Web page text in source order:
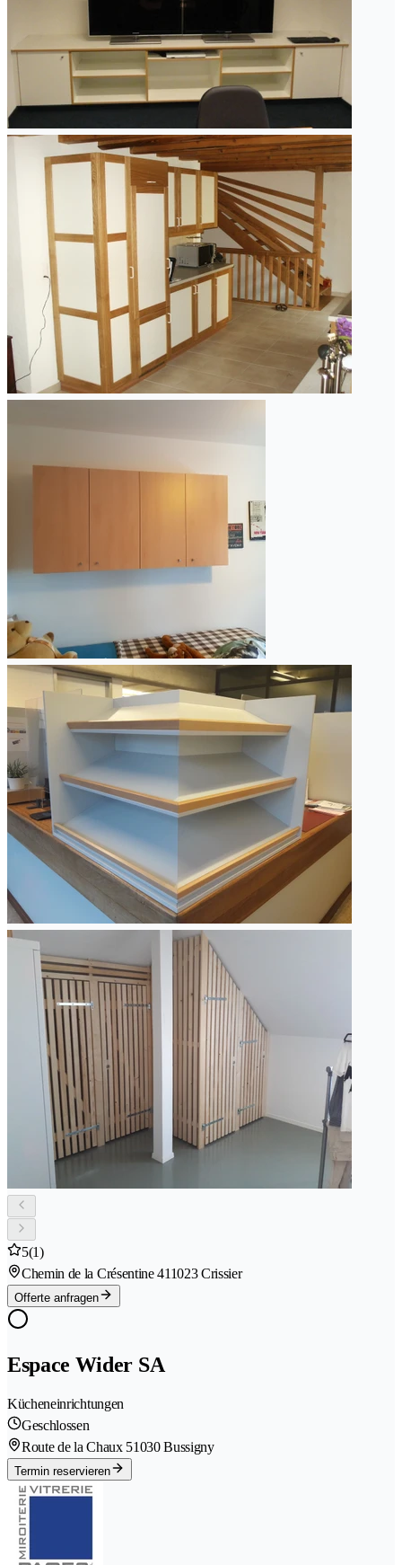
5(1)
Chemin de la Crésentine 411023 Crissier
Offerte anfragen
Espace Wider SA
Kücheneinrichtungen
Geschlossen
Route de la Chaux 51030 Bussigny
Termin reservieren